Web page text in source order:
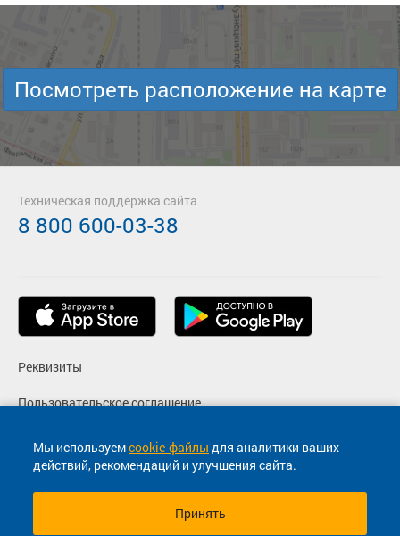
Мы используемcookie-файлы для аналитики ваших
действий, рекомендаций и улучшения сайта.
Принять
Посмотреть расположение на карте
Реквизиты
Пользовательское соглашение
Политика конфиденциальности
Согласие на маркетинговые сообщения
Техническая поддержка сайта
8 800 600-03-38
© 2013-2026, ООО "Капитал"- Онлайн сервис продажи